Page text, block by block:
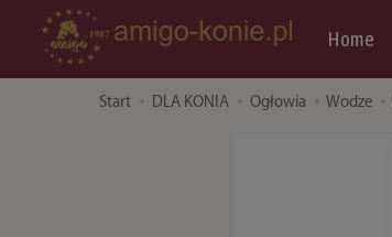
Home
Start DLA KONIA Ogłowia Wodze